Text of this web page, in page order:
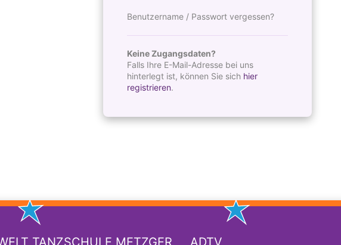
Benutzername / Passwort vergessen?
Keine Zugangsdaten?
Falls Ihre E-Mail-Adresse bei uns
hinterlegt ist, können Sie sich hier
registrieren.
TANZSCHULE METZGER ADTV